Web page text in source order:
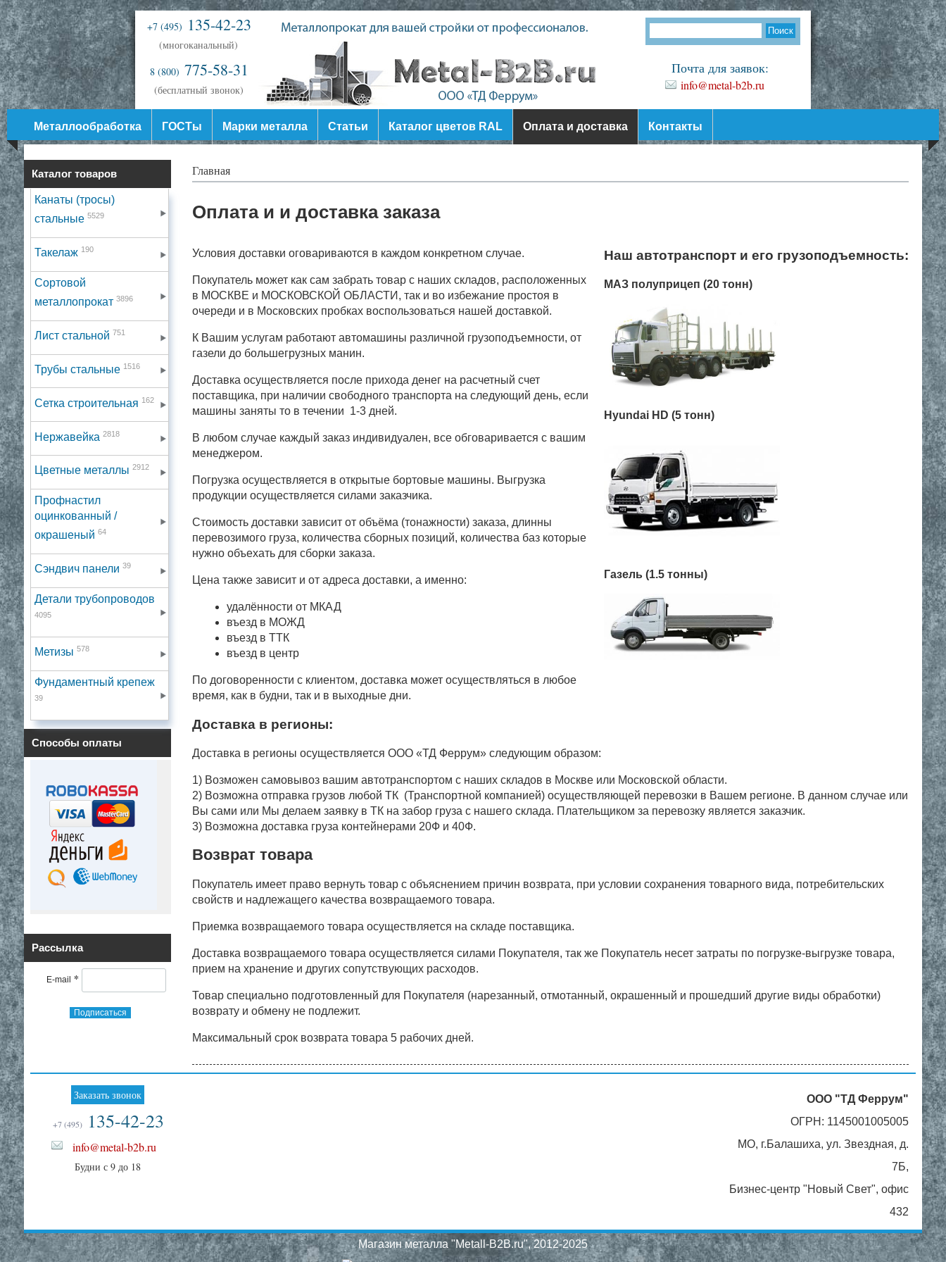
Почта для заявок:
info@metal-b2b.ru
+7 (495) 135-42-23
(многоканальный)
8 (800) 775-58-31
(бесплатный звонок)
Металлообработка ГОСТы Марки металла Статьи Каталог цветов RAL Оплата и доставка Контакты
Каталог товаров
Канаты (тросы)
стальные 5529
Такелаж 190
Сортовой
металлопрокат 3896
Лист стальной 751
Трубы стальные 1516
Сетка строительная 162
Нержавейка 2818
Цветные металлы 2912
Профнастил
оцинкованный /
окрашеный 64
Сэндвич панели 39
Детали трубопроводов
4095
Метизы 578
Фундаментный крепеж
39
Способы оплаты
Рассылка
E-mail *
Подписаться
Главная
Оплата и и доставка заказа
Наш автотранспорт и его грузоподъемность:
МАЗ полуприцеп (20 тонн)
Hyundai HD (5 тонн)
Газель (1.5 тонны)
Условия доставки оговариваются в каждом конкретном случае.
Покупатель может как сам забрать товар с наших складов, расположенных
в МОСКВЕ и МОСКОВСКОЙ ОБЛАСТИ, так и во избежание простоя в
очереди и в Московских пробках воспользоваться нашей доставкой.
К Вашим услугам работают автомашины различной грузоподъемности, от
газели до большегрузных манин.
Доставка осуществляется после прихода денег на расчетный счет
поставщика, при наличии свободного транспорта на следующий день, если
машины заняты то в течении 1-3 дней.
В любом случае каждый заказ индивидуален, все обговаривается с вашим
менеджером.
Погрузка осуществляется в открытые бортовые машины. Выгрузка
продукции осуществляется силами заказчика.
Стоимость доставки зависит от объёма (тонажности) заказа, длинны
перевозимого груза, количества сборных позиций, количества баз которые
нужно объехать для сборки заказа.
Цена также зависит и от адреса доставки, а именно:
удалённости от МКАД
въезд в МОЖД
въезд в ТТК
въезд в центр
По договоренности с клиентом, доставка может осуществляться в любое
время, как в будни, так и в выходные дни.
Доставка в регионы:
Доставка в регионы осуществляется ООО «ТД Феррум» следующим образом:
1) Возможен самовывоз вашим автотранспортом с наших складов в Москве или Московской области.
2) Возможна отправка грузов любой ТК (Транспортной компанией) осуществляющей перевозки в Вашем регионе. В данном случае или
Вы сами или Мы делаем заявку в ТК на забор груза с нашего склада. Плательщиком за перевозку является заказчик.
3) Возможна доставка груза контейнерами 20Ф и 40Ф.
Возврат товара
Покупатель имеет право вернуть товар с объяснением причин возврата, при условии сохранения товарного вида, потребительских
свойств и надлежащего качества возвращаемого товара.
Приемка возвращаемого товара осуществляется на складе поставщика.
Доставка возвращаемого товара осуществляется силами Покупателя, так же Покупатель несет затраты по погрузке-выгрузке товара,
прием на хранение и других сопутствующих расходов.
Товар специально подготовленный для Покупателя (нарезанный, отмотанный, окрашенный и прошедший другие виды обработки)
возврату и обмену не подлежит.
Максимальный срок возврата товара 5 рабочих дней.
Заказать звонок
+7 (495)135-42-23
info@metal-b2b.ru
Будни с 9 до 18
ООО "ТД Феррум"
ОГРН: 1145001005005
МО, г.Балашиха, ул. Звездная, д.
7Б,
Бизнес-центр "Новый Свет", офис
432
Магазин металла "Metall-B2B.ru", 2012-2025